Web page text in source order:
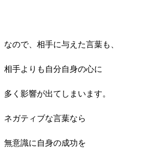
なので、相手に与えた言葉も、
相手よりも自分自身の心に
多く影響が出てしまいます。
ネガティブな言葉なら
無意識に自身の成功を